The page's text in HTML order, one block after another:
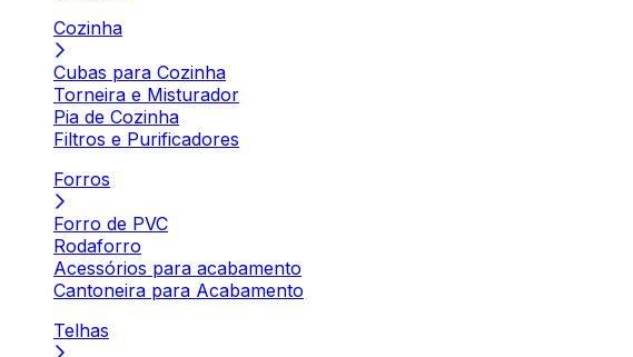
Cozinha
Cubas para Cozinha
Torneira e Misturador
Pia de Cozinha
Filtros e Purificadores
Forros
Forro de PVC
Rodaforro
Acessórios para acabamento
Cantoneira para Acabamento
Telhas